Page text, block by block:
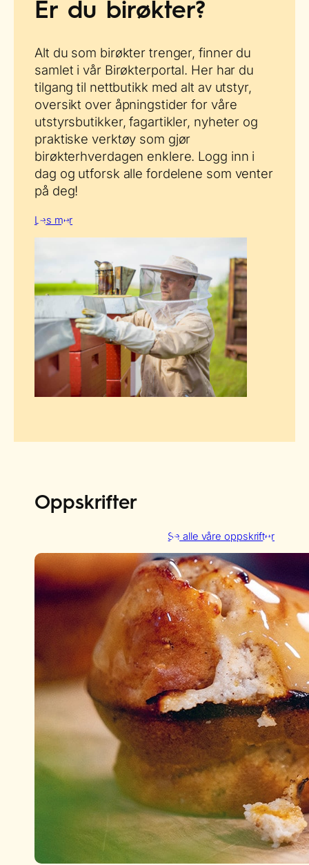
Er du birøkter?
Alt du som birøkter trenger, finner du
samlet i vår Birøkterportal. Her har du
tilgang til nettbutikk med alt av utstyr,
oversikt over åpningstider for våre
utstyrsbutikker, fagartikler, nyheter og
praktiske verktøy som gjør
birøkterhverdagen enklere. Logg inn i
dag og utforsk alle fordelene som venter
på deg!
Les mer
Oppskrifter
Se alle våre oppskrifter